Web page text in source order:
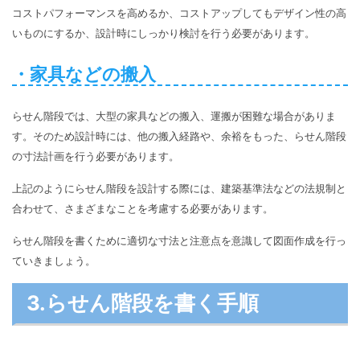
コストパフォーマンスを高めるか、コストアップしてもデザイン性の高
いものにするか、設計時にしっかり検討を行う必要があります。
・家具などの搬入
らせん階段では、大型の家具などの搬入、運搬が困難な場合がありま
す。そのため設計時には、他の搬入経路や、余裕をもった、らせん階段
の寸法計画を行う必要があります。
上記のようにらせん階段を設計する際には、建築基準法などの法規制と
合わせて、さまざまなことを考慮する必要があります。
らせん階段を書くために適切な寸法と注意点を意識して図面作成を行っ
ていきましょう。
3.らせん階段を書く手順